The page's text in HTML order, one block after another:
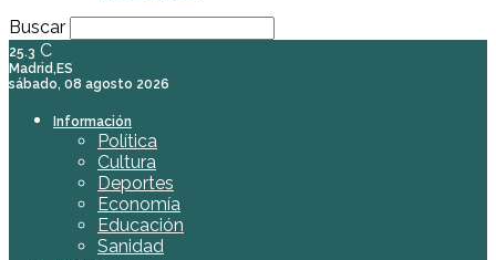
Buscar
25.3 C
Madrid,ES
sábado, 08 agosto 2026
Información
Política
Cultura
Deportes
Economía
Educación
Sanidad